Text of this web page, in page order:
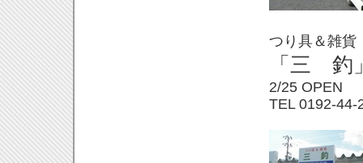
つり具＆雑貨
「三 釣
2/25 OPEN
TEL 0192-44-